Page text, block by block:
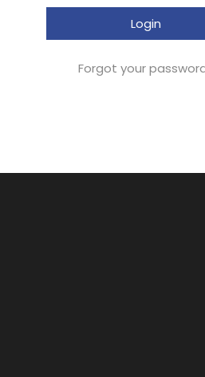
Forgot your